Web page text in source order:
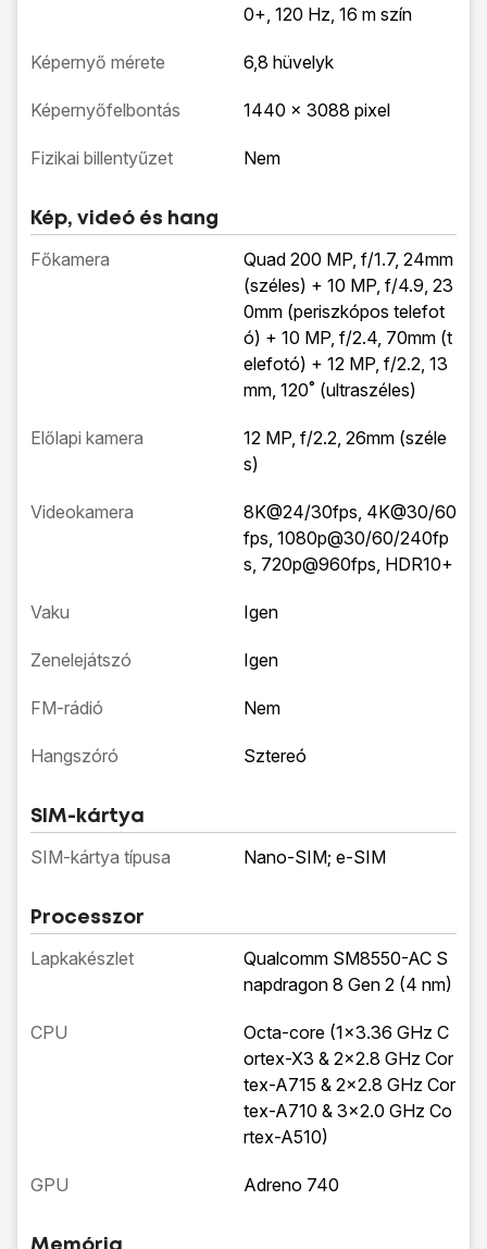
0+, 120 Hz, 16 m szín
Képernyő mérete 6,8 hüvelyk
Képernyőfelbontás 1440 x 3088 pixel
Fizikai billentyűzet Nem
Kép, videó és hang
Főkamera
Quad 200 MP, f/1.7, 24mm
(széles) + 10 MP, f/4.9, 23
0mm (periszkópos telefot
ó) + 10 MP, f/2.4, 70mm (t
elefotó) + 12 MP, f/2.2, 13
mm, 120˚ (ultraszéles)
Előlapi kamera
12 MP, f/2.2, 26mm (széle
s)
Videokamera
8K@24/30fps, 4K@30/60
fps, 1080p@30/60/240fp
s, 720p@960fps, HDR10+
Vaku Igen
Zenelejátszó Igen
FM-rádió Nem
Hangszóró Sztereó
SIM-kártya
SIM-kártya típusa Nano-SIM; e-SIM
Processzor
Lapkakészlet
Qualcomm SM8550-AC S
napdragon 8 Gen 2 (4 nm)
CPU
Octa-core (1x3.36 GHz C
ortex-X3 & 2x2.8 GHz Cor
tex-A715 & 2x2.8 GHz Cor
tex-A710 & 3x2.0 GHz Co
rtex-A510)
GPU Adreno 740